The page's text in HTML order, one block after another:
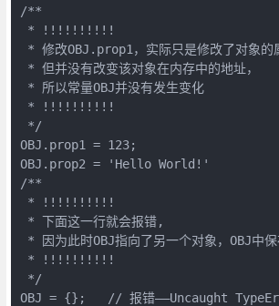
/**
* !!!!!!!!!!
* 修改OBJ.prop1，实际只是修改了对象的
* 但并没有改变该对象在内存中的地址，
* 所以常量OBJ并没有发生变化
* !!!!!!!!!!
*/
OBJ.prop1 = 123;
OBJ.prop2 = 'Hello World!'
/**
* !!!!!!!!!!
* 下面这一行就会报错,
* 因为此时OBJ指向了另一个对象，OBJ中
* !!!!!!!!!!
*/
OBJ = {};   // 报错——Uncaught